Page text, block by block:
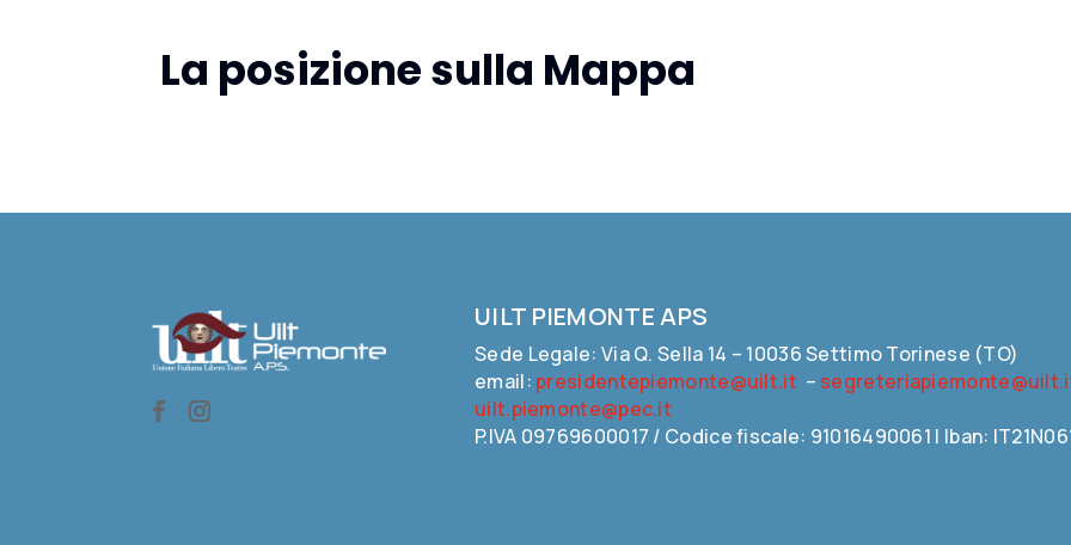
La posizione sulla Mappa
UILT PIEMONTE APS
Sede Legale: Via Q. Sella 14 – 10036 Settimo Torinese (TO)
email: presidentepiemonte@uilt.it –
uilt.piemonte@pec.it
P.IVA 09769600017 / Codice fiscale: 91016490061 | Iban: